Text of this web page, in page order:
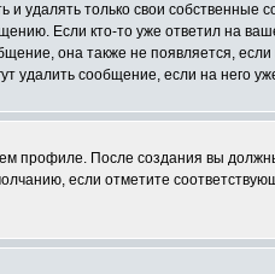
удалять только свои
Если кто-то уже ответил на
она также не появляется,
удалить сообщение, если на него
профиле. После создания вы
если отметите